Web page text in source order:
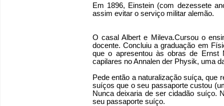
Em 1896, Einstein (com dezessete
assim evitar o serviço militar alemão.
O casal Albert e Mileva.Cursou o
docente. Concluiu a graduação em
que o apresentou às obras de Ernst
capilares no Annalen der Physik, uma
Pede então a naturalização suíça, que
suíços que o seu passaporte custou
Nunca deixaria de ser cidadão suíço.
seu passaporte suíço.